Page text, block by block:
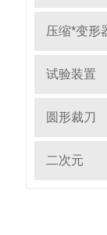
压缩*变形
试验装置
圆形裁刀
二次元